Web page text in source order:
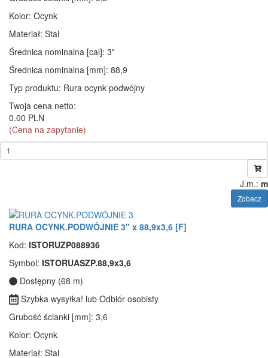
Kolor: Ocynk
Materiał: Stal
Średnica nominalna [cal]: 3"
Średnica nominalna [mm]: 88,9
Typ produktu: Rura ocynk podwójny
Twoja cena netto:
0.00 PLN
(Cena na zapytanie)
J.m.: m
Zobacz
RURA OCYNK.PODWÓJNIE 3" x 88,9x3,6 [F]
Kod: ISTORUZP088936
Symbol: ISTORUASZP.88,9x3,6
Dostępny (68 m)
Szybka wysyłka! lub Odbiór osobisty
Grubość ścianki [mm]: 3,6
Kolor: Ocynk
Materiał: Stal